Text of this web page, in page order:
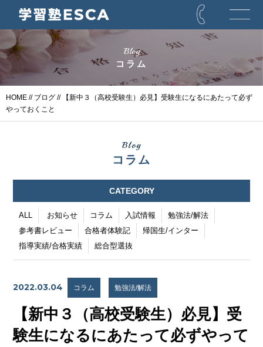
Blog
コラム
HOME // ブログ // 【新中３（高校受験生）必見】受験生になるにあたって必ず
やっておくこと
Blog
コラム
CATEGORY
ALL お知らせ コラム 入試情報
勉強法/解法
参考書レビュー
合格者体験記
帰国生/インター
指導実績/合格実績
総合型選抜
2022.03.04 コラム 勉強法/解法
【新中３（高校受験生）必見】受
験生になるにあたって必ずやって